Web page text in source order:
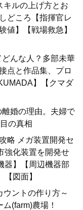
キルの上げ方とお
どころ【指揮官レ
値】【戦場救急】
んな人？多部未華
点と作品集、プロ
】【クマダ
婚の理由。夫婦で
の真相
略 メガ装置開発セ
強化装置を開発せ
器】【周辺機器部
図面】
ウントの作り方～
(farm)農場！